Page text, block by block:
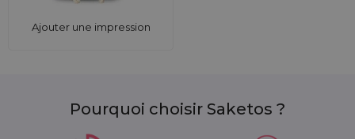
Ajouter une impression
Pourquoi choisir Saketos ?